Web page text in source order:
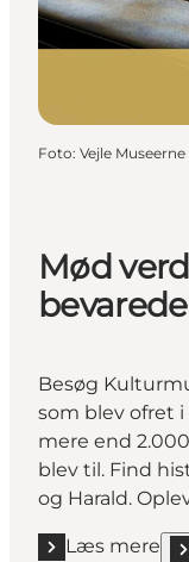
Foto: Vejle Museerne
Mød
Besøg
som blev ofret
mere end
blev til. Find
og Harald.
Læs mere